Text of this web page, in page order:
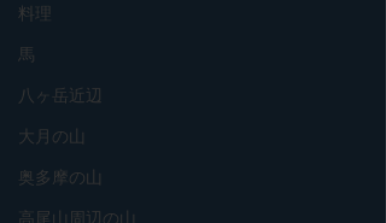
料理
馬
八ヶ岳近辺
大月の山
奥多摩の山
高尾山周辺の山